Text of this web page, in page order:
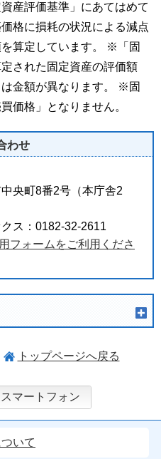
産評価基準」にあてはめて
格に損耗の状況による減点
算定しています。 ※「固
された固定資産の評価額
金額が異なります。 ※固
価格」となりません。
わせ
央町8番2号（本庁舎2
ス：0182-32-2611
フォームをご利用くださ
トップページへ戻る
スマートフォン
いて